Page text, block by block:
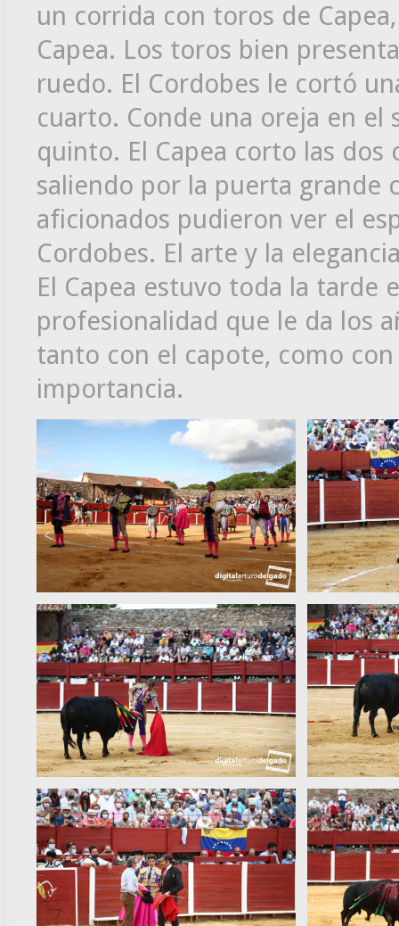
un corrida con toros de
Capea. Los toros bien
ruedo. El Cordobes le cortó
cuarto. Conde una oreja en el
quinto. El Capea corto las dos
saliendo por la puerta grande
aficionados pudieron ver el
Cordobes. El arte y la
El Capea estuvo toda la tarde
profesionalidad que le da los
tanto con el capote, como
importancia.